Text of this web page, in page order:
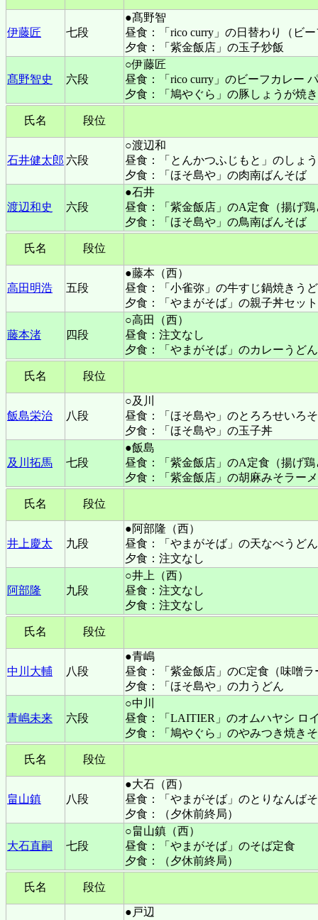
伊藤匠 七段
●髙野智
昼食：「rico curry」の日替わり（ビ
夕食：「紫金飯店」の玉子炒飯
髙野智史 六段
○伊藤匠
昼食：「rico curry」のビーフカレー
夕食：「鳩やぐら」の豚しょうが焼
氏名 段位
石井健太郎 六段
○渡辺和
昼食：「とんかつふじもと」のしょ
夕食：「ほそ島や」の肉南ばんそば
渡辺和史 六段
●石井
昼食：「紫金飯店」のA定食（揚げ
夕食：「ほそ島や」の鳥南ばんそば
氏名 段位
高田明浩 五段
●藤本（西）
昼食：「小雀弥」の牛すじ鍋焼きう
夕食：「やまがそば」の親子丼セッ
藤本渚 四段
○高田（西）
昼食：注文なし
夕食：「やまがそば」のカレーうどん
氏名 段位
飯島栄治 八段
○及川
昼食：「ほそ島や」のとろろせいろ
夕食：「ほそ島や」の玉子丼
及川拓馬 七段
●飯島
昼食：「紫金飯店」のA定食（揚げ
夕食：「紫金飯店」の胡麻みそラー
氏名 段位
井上慶太 九段
●阿部隆（西）
昼食：「やまがそば」の天なべうどん
夕食：注文なし
阿部隆 九段
○井上（西）
昼食：注文なし
夕食：注文なし
氏名 段位
中川大輔 八段
●青嶋
昼食：「紫金飯店」のC定食（味噌
夕食：「ほそ島や」の力うどん
青嶋未来 六段
○中川
昼食：「LAITIER」のオムハヤシ ロ
夕食：「鳩やぐら」のやみつき焼き
氏名 段位
畠山鎮 八段
●大石（西）
昼食：「やまがそば」のとりなんば
夕食：（夕休前終局）
大石直嗣 七段
○畠山鎮（西）
昼食：「やまがそば」のそば定食
夕食：（夕休前終局）
氏名 段位
●戸辺